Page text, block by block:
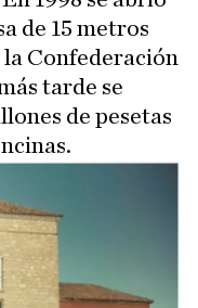
de 15 metros
Confederación
tarde se
de pesetas